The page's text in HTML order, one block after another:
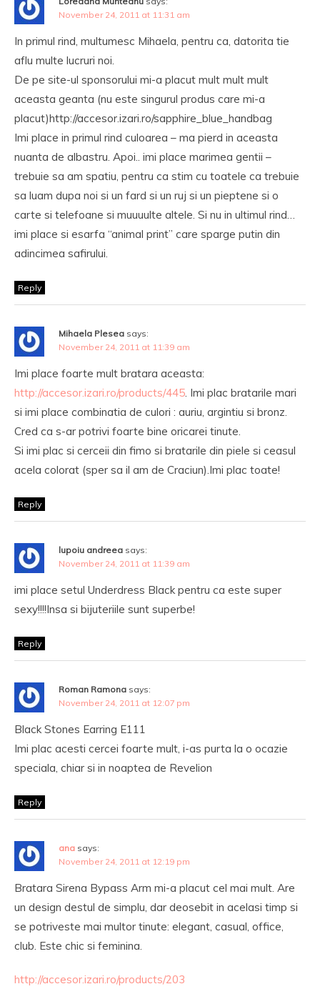
November 24, 2011 at 11:31 am
In primul rind, multumesc Mihaela, pentru ca, datorita tie
aflu multe lucruri noi.
De pe site-ul sponsorului mi-a placut mult mult mult
aceasta geanta (nu este singurul produs care mi-a
placut)http://accesor.izari.ro/sapphire_blue_handbag
Imi place in primul rind culoarea – ma pierd in aceasta
nuanta de albastru. Apoi.. imi place marimea gentii –
trebuie sa am spatiu, pentru ca stim cu toatele ca trebuie
sa luam dupa noi si un fard si un ruj si un pieptene si o
carte si telefoane si muuuulte altele. Si nu in ultimul rind…
imi place si esarfa “animal print” care sparge putin din
adincimea safirului.
Reply
Mihaela Plesea says:
November 24, 2011 at 11:39 am
Imi place foarte mult bratara aceasta:
http://accesor.izari.ro/products/445. Imi plac bratarile mari
si imi place combinatia de culori : auriu, argintiu si bronz.
Cred ca s-ar potrivi foarte bine oricarei tinute.
Si imi plac si cerceii din fimo si bratarile din piele si ceasul
acela colorat (sper sa il am de Craciun).Imi plac toate!
Reply
lupoiu andreea says:
November 24, 2011 at 11:39 am
imi place setul Underdress Black pentru ca este super
sexy!!!!Insa si bijuteriile sunt superbe!
Reply
Roman Ramona says:
November 24, 2011 at 12:07 pm
Black Stones Earring E111
Imi plac acesti cercei foarte mult, i-as purta la o ocazie
speciala, chiar si in noaptea de Revelion
Reply
ana says:
November 24, 2011 at 12:19 pm
Bratara Sirena Bypass Arm mi-a placut cel mai mult. Are
un design destul de simplu, dar deosebit in acelasi timp si
se potriveste mai multor tinute: elegant, casual, office,
club. Este chic si feminina.
http://accesor.izari.ro/products/203